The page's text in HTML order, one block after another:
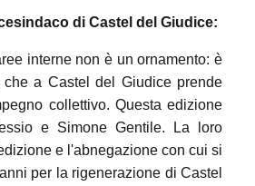
di Castel del Giudice:
interne non è un ornamento: è
a Castel del Giudice prende
collettivo. Questa edizione
e Simone Gentile. La loro
e l'abnegazione con cui si
per la rigenerazione di Castel